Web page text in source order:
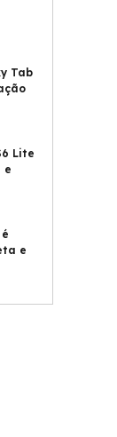
Tab
Lite
e
e